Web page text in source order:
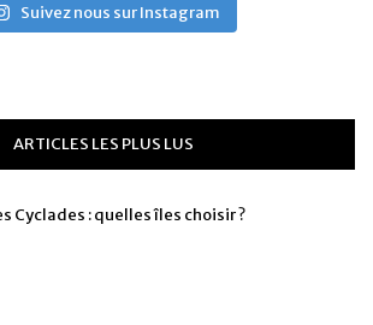
Suivez nous sur Instagram
ARTICLES LES PLUS LUS
Cyclades : quelles îles choisir ?